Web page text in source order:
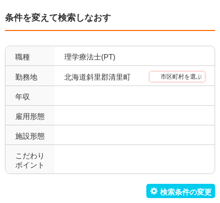
条件を変えて検索しなおす
職種 理学療法士(PT)
勤務地 北海道斜里郡清里町 市区町村を選ぶ
年収
雇用形態
施設形態
こだわり
ポイント